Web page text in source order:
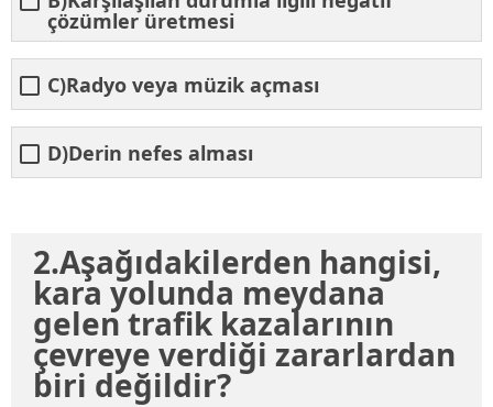
çözümler üretmesi
C)Radyo veya müzik açması
D)Derin nefes alması
2.Aşağıdakilerden hangisi,
kara yolunda meydana
gelen trafik kazalarının
çevreye verdiği zararlardan
biri değildir?